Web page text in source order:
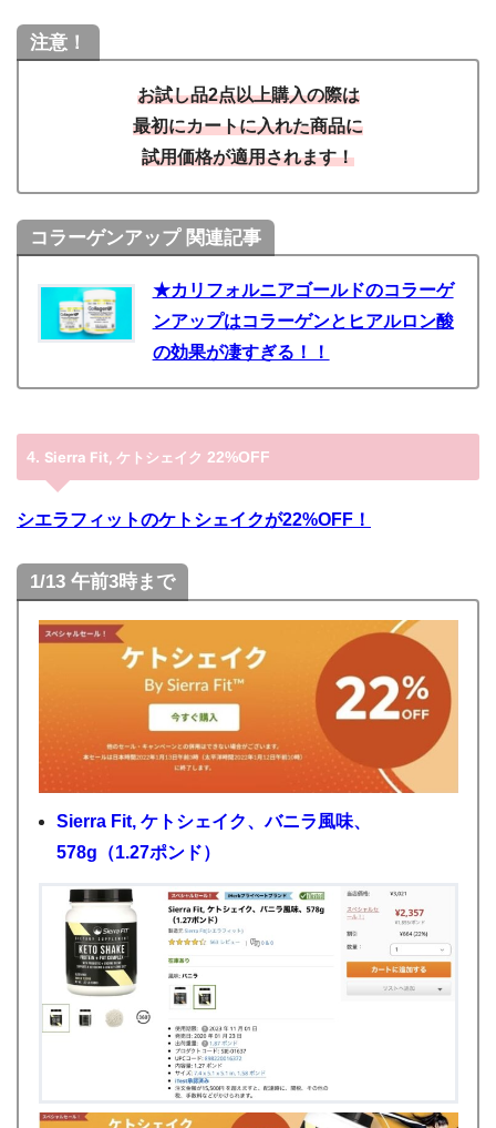
注意！
お試し品2点以上購入の際は
最初にカートに入れた商品に
試用価格が適用されます！
コラーゲンアップ 関連記事
★カリフォルニアゴールドのコラーゲ
ンアップはコラーゲンとヒアルロン酸
の効果が凄すぎる！！
4. Sierra Fit, ケトシェイク 22%OFF
シエラフィットのケトシェイクが22%OFF！
1/13 午前3時まで
Sierra Fit, ケトシェイク、バニラ風味、
578g（1.27ポンド）